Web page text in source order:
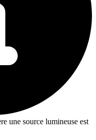
une source lumineuse est